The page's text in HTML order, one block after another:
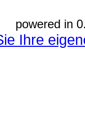
powered in
Ihre